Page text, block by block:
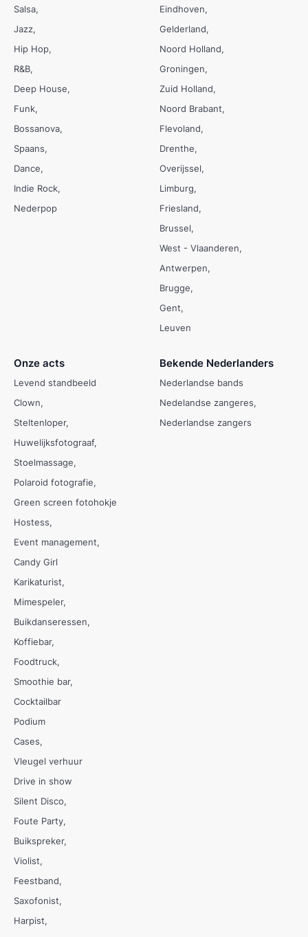
Salsa
Jazz
Hip Hop
R&B
Deep House
Funk
Bossanova
Spaans
Dance
Indie Rock
Nederpop
Eindhoven
Gelderland
Noord Holland
Groningen
Zuid Holland
Noord Brabant
Flevoland
Drenthe
Overijssel
Limburg
Friesland
Brussel
West - Vlaanderen
Antwerpen
Brugge
Gent
Leuven
Onze acts
Levend standbeeld
Clown
Steltenloper
Huwelijksfotograaf
Stoelmassage
Polaroid fotografie
Green screen fotohokje
Hostess
Event management
Candy Girl
Karikaturist
Mimespeler
Buikdanseressen
Koffiebar
Foodtruck
Smoothie bar
Cocktailbar
Podium
Cases
Vleugel verhuur
Drive in show
Silent Disco
Foute Party
Buikspreker
Violist
Feestband
Saxofonist
Harpist
Bekende Nederlanders
Nederlandse bands
Nedelandse zangeres
Nederlandse zangers